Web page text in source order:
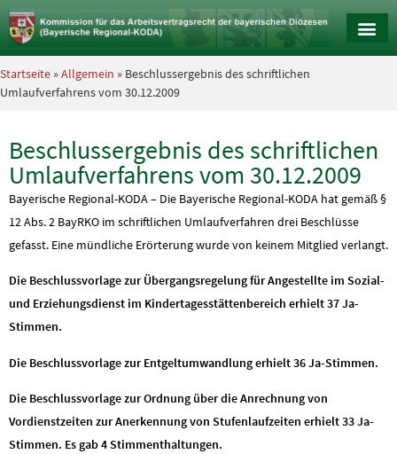
Startseite »Allgemein » Beschlussergebnis des schriftlichen
Umlaufverfahrens vom 30.12.2009
Beschlussergebnis des schriftlichen
Umlaufverfahrens vom 30.12.2009
Bayerische Regional-KODA – Die Bayerische Regional-KODA hat gemäß §
12 Abs. 2 BayRKO im schriftlichen Umlaufverfahren drei Beschlüsse
gefasst. Eine mündliche Erörterung wurde von keinem Mitglied verlangt.
Die Beschlussvorlage zur Übergangsregelung für Angestellte im Sozial-
und Erziehungsdienst im Kindertagesstättenbereich erhielt 37 Ja-
Stimmen.
Die Beschlussvorlage zur Entgeltumwandlung erhielt 36 Ja-Stimmen.
Die Beschlussvorlage zur Ordnung über die Anrechnung von
Vordienstzeiten zur Anerkennung von Stufenlaufzeiten erhielt 33 Ja-
Stimmen. Es gab 4 Stimmenthaltungen.